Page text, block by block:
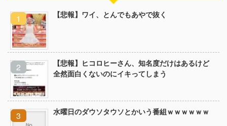
【悲報】ワイ、とんでもあやで抜く
【悲報】ヒコロヒーさん、知名度だけはあるけど
全然面白くないのにイキってしまう
水曜日のダウソタウソとかいう番組ｗｗｗｗｗｗ